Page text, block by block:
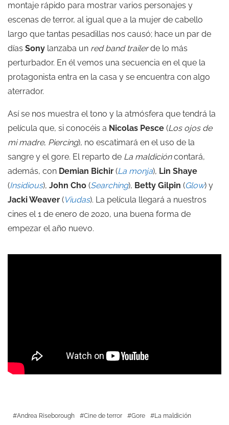
montaje rápido para mostrar varios personajes y
escenas de terror, al igual que a la mujer de cabello
largo que tantas pesadillas nos causó; hace un par de
días Sony lanzaba un red band trailerde lo más
perturbador. En él vemos una secuencia en el que la
protagonista entra en la casa y se encuentra con algo
aterrador.
Así se nos muestra el tono y la atmósfera que tendrá la
película que, si conocéis a Nicolas Pesce (Los ojos de
mi madre, Piercing), no escatimará en el uso de la
sangre y el gore. El reparto de La maldicióncontará,
además, con Demian Bichir (La monja), Lin Shaye
(Insidious), John Cho (Searching), Betty Gilpin (Glow) y
Jacki Weaver (Viudas). La película llegará a nuestros
cines el 1 de enero de 2020, una buena forma de
empezar el año nuevo.
Andrea Riseborough Cine de terror Gore
La maldición